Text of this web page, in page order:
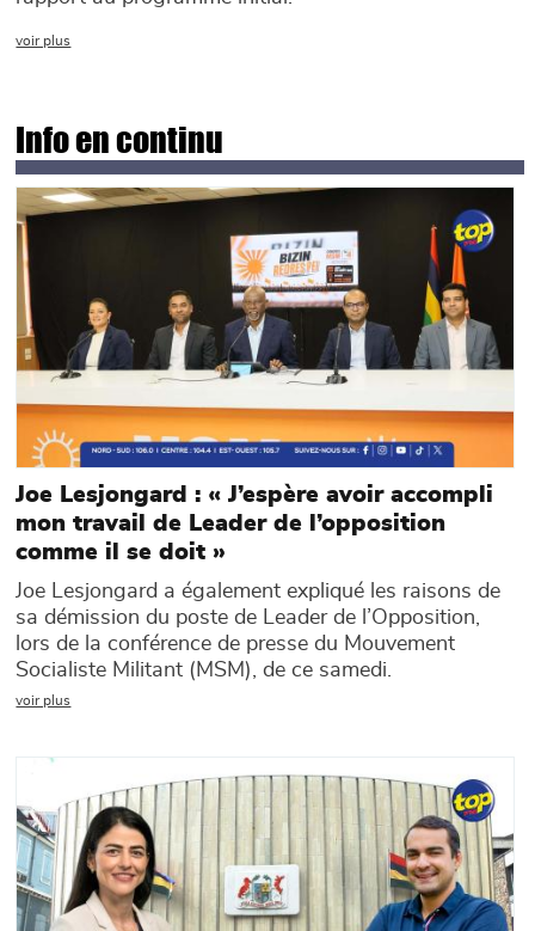
voir plus
Info en continu
Main picture
Joe Lesjongard : « J’espère avoir accompli
mon travail de Leader de l’opposition
comme il se doit »
Joe Lesjongard a également expliqué les raisons de
sa démission du poste de Leader de l’Opposition,
lors de la conférence de presse du Mouvement
Socialiste Militant (MSM), de ce samedi.
voir plus
Main picture